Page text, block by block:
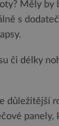
Měly by
s
či délky
důležitější
panely,